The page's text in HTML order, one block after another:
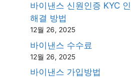
바이낸스 신원인증 KYC
해결 방법
12월 26, 2025
바이낸스 수수료
12월 26, 2025
바이낸스 가입방법